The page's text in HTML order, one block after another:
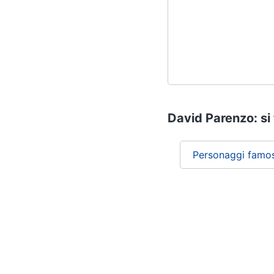
David Parenzo:
Personaggi